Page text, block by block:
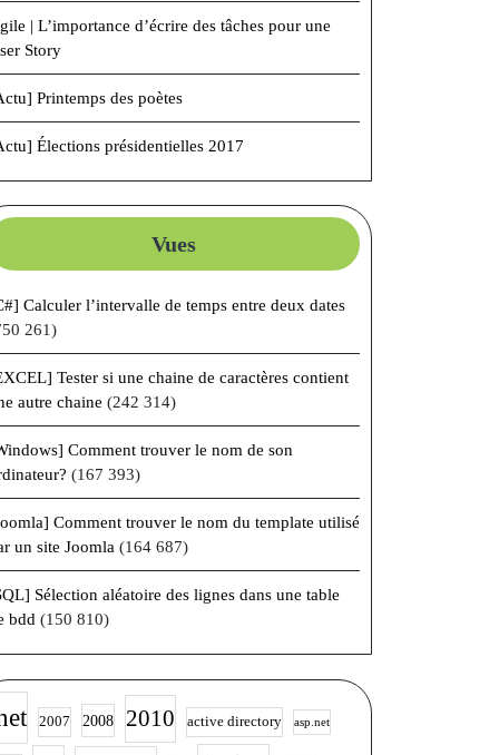
| L’importance d’écrire des tâches pour une
Story
Printemps des poètes
Élections présidentielles 2017
Vues
Calculer l’intervalle de temps entre deux dates
261)
Tester si une chaine de caractères contient
autre chaine (242 314)
Comment trouver le nom de son
(167 393)
Comment trouver le nom du template utilisé
un site Joomla (164 687)
Sélection aléatoire des lignes dans une table
bdd (150 810)
2007 2008 2010 active directory asp.net